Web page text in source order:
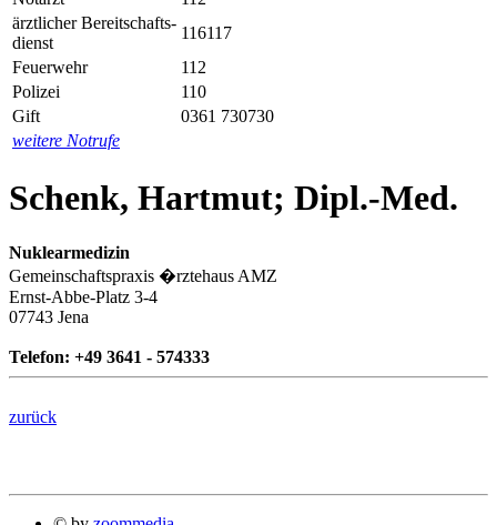
ärztlicher Bereitschafts-
dienst
116117
Feuerwehr
112
Polizei
110
Gift
0361 730730
weitere Notrufe
Schenk, Hartmut; Dipl.-Med.
Nuklearmedizin
Gemeinschaftspraxis �rztehaus AMZ
Ernst-Abbe-Platz 3-4
07743 Jena
Telefon: +49 3641 - 574333
zurück